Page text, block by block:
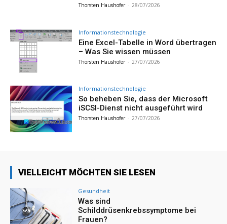
Thorsten Haushofer - 28/07/2026
Informationstechnologie
Eine Excel-Tabelle in Word übertragen
– Was Sie wissen müssen
Thorsten Haushofer - 27/07/2026
Informationstechnologie
So beheben Sie, dass der Microsoft
iSCSI-Dienst nicht ausgeführt wird
Thorsten Haushofer - 27/07/2026
VIELLEICHT MÖCHTEN SIE LESEN
Gesundheit
Was sind
Schilddrüsenkrebssymptome bei
Frauen?